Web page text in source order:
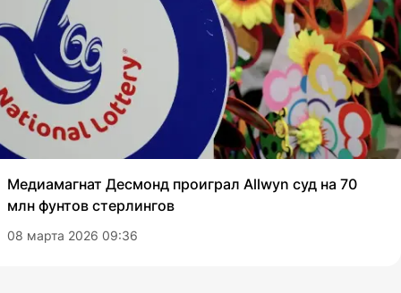
Медиамагнат Десмонд проиграл Allwyn суд на 70
млн фунтов стерлингов
08 марта 2026 09:36